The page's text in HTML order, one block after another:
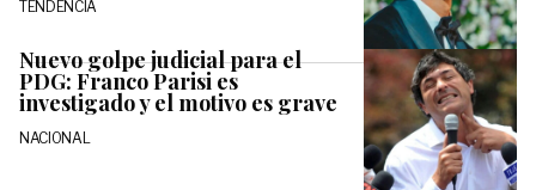
TENDENCIA
Nuevo golpe judicial para el
PDG: Franco Parisi es
investigado y el motivo es grave
NACIONAL